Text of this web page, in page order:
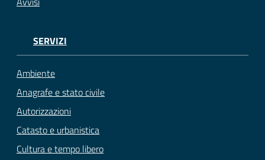
SERVIZI
Ambiente
Anagrafe e stato civile
Autorizzazioni
Catasto e urbanistica
Cultura e tempo libero